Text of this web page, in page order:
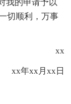
我的申请予以
切顺利，万事
xx
年xx月xx日